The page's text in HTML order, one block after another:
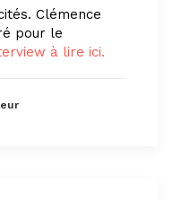
Clémence
pour le
à lire ici.